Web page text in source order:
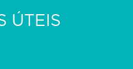
ÚTEIS